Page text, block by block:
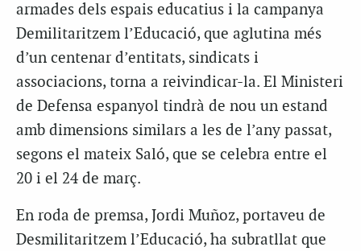
armades dels espais educatius i la campanya
Demilitaritzem l’Educació, que aglutina més
d’un centenar d’entitats, sindicats i
associacions, torna a reivindicar-la. El Ministeri
de Defensa espanyol tindrà de nou un estand
amb dimensions similars a les de l’any passat,
segons el mateix Saló, que se celebra entre el
20 i el 24 de març.
En roda de premsa, Jordi Muñoz, portaveu de
Desmilitaritzem l’Educació, ha subratllat que